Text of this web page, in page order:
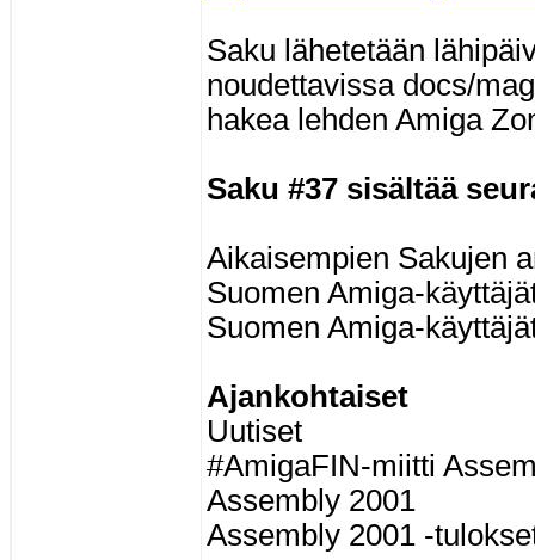
Saku lähetetään
noudettavissa docs/
hakea lehden Amiga
Saku #37 sisältää
Aikaisempien Sakujen
Suomen Amiga-
Suomen Amiga-
Ajankohtaiset
Uutiset
#AmigaFIN-miitti
Assembly 2001
Assembly 2001 -